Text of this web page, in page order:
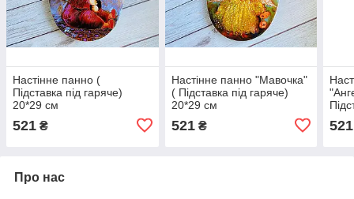
Настінне панно (
Підставка під гаряче)
20*29 см
521 ₴
Настінне панно "Мавочка"
( Підставка під гаряче)
20*29 см
521₴ 521
Про нас